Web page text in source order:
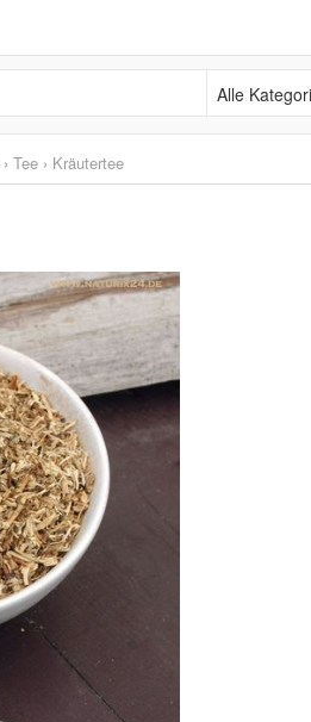
Alle Kategorien
› Tee › Kräutertee